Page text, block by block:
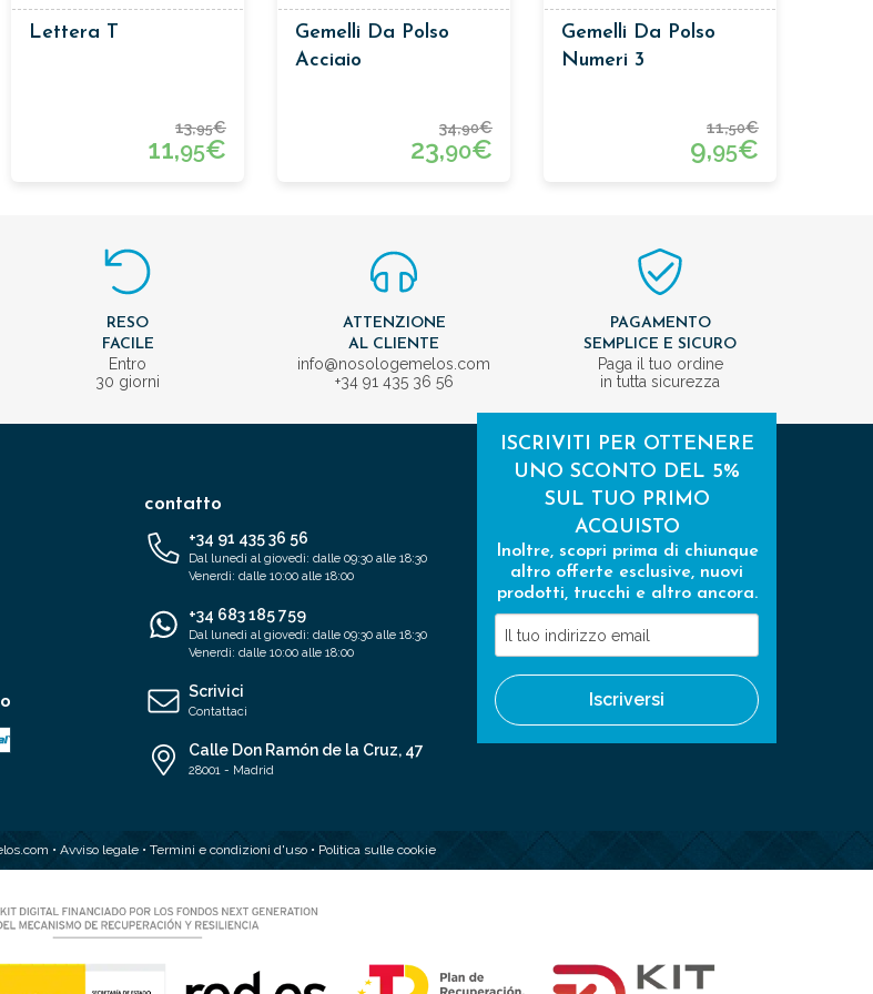
Lettera T
13,95€
11,95€
Gemelli Da Polso
Acciaio
34,90€
23,90€
Gemelli Da Polso
Numeri 3
11,50€
9,95€
RESO
FACILE
Entro
30 giorni
ATTENZIONE
AL CLIENTE
info@nosologemelos.com
+34 91 435 36 56
PAGAMENTO
SEMPLICE E SICURO
Paga il tuo ordine
in tutta sicurezza
contatto
+34 91 435 36 56
Dal lunedì al giovedì: dalle 09:30 alle 18:30
Venerdì: dalle 10:00 alle 18:00
+34 683 185 759
Dal lunedì al giovedì: dalle 09:30 alle 18:30
Venerdì: dalle 10:00 alle 18:00
Scrivici
Contattaci
Calle Don Ramón de la Cruz, 47
28001 - Madrid
ISCRIVITI PER OTTENERE
UNO SCONTO DEL 5%
SUL TUO PRIMO
ACQUISTO
Inoltre, scopri prima di chiunque
altro offerte esclusive, nuovi
prodotti, trucchi e altro ancora.
tuo
indirizzo
email
Iscriversi
• Avviso legale • Termini e condizioni d'uso • Politica sulle cookie